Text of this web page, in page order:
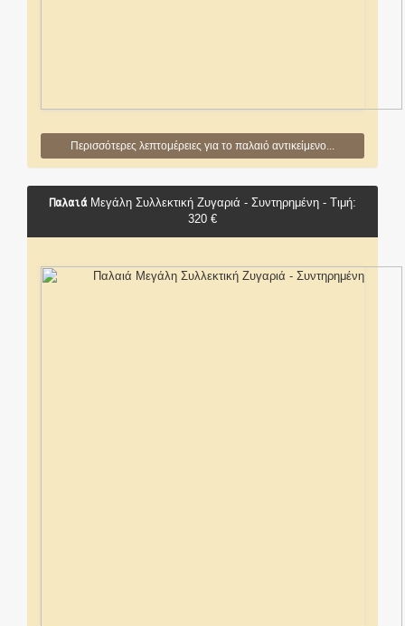
Περισσότερες λεπτομέρειες για το παλαιό αντικείμενο...
ΠαλαιάΜεγάλη Συλλεκτική Ζυγαριά - Συντηρημένη - Τιμή:
320 €